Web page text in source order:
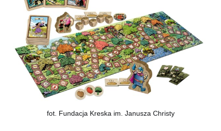
fot. Fundacja Kreska im. Janusza Christy